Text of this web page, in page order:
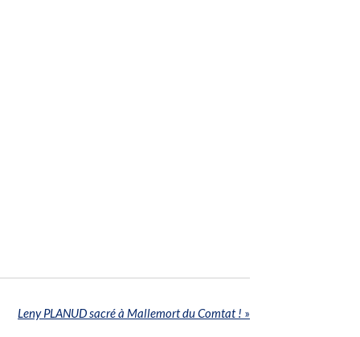
Leny PLANUD sacré à Mallemort du Comtat ! »